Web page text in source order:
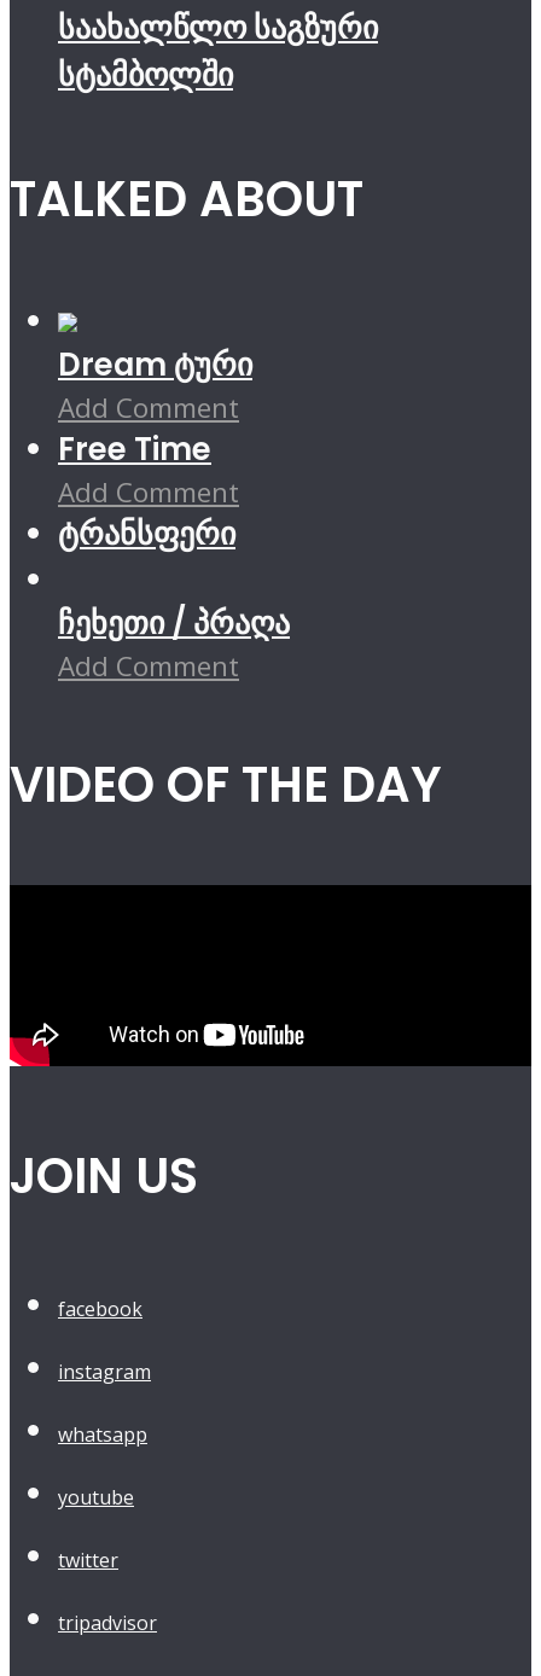
საახალწლო საგზური
სტამბოლში
TALKED ABOUT
Dream ტური
Add Comment
Free Time
Add Comment
ტრანსფერი
ჩეხეთი / პრაღა
Add Comment
VIDEO OF THE DAY
JOIN US
facebook
instagram
whatsapp
youtube
twitter
tripadvisor